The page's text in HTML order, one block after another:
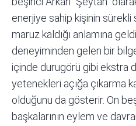
enerjiye sahip kişinin sürekli
maruz kaldığı anlamına
deneyiminden gelen bir
içinde durugörü gibi ekstra
yetenekleri açığa çıkarma
olduğunu da gösterir. On
başkalarının eylem ve